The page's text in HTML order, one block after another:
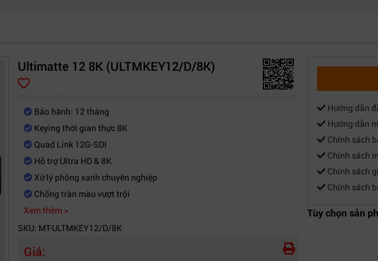
Ultimatte 12 8K (ULTMKEY12/D/8K)
Bảo hành: 12 tháng
Keying thời gian thực 8K
Quad Link 12G-SDI
Hỗ trợ Ultra HD & 8K
Xử lý phông xanh chuyên nghiệp
Chống tràn màu vượt trội
Xem thêm >
SKU: MT-ULTMKEY12/D/8K
Giá:
Hướng dẫn
Hướng dẫn
Chính sách
Chính sách
Chính sách
Chính sách
Tùy chọn sản